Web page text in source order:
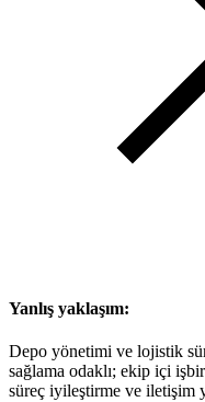
Yanlış yaklaşım:
Depo yönetimi ve lojistik
sağlama odaklı; ekip içi
süreç iyileştirme ve